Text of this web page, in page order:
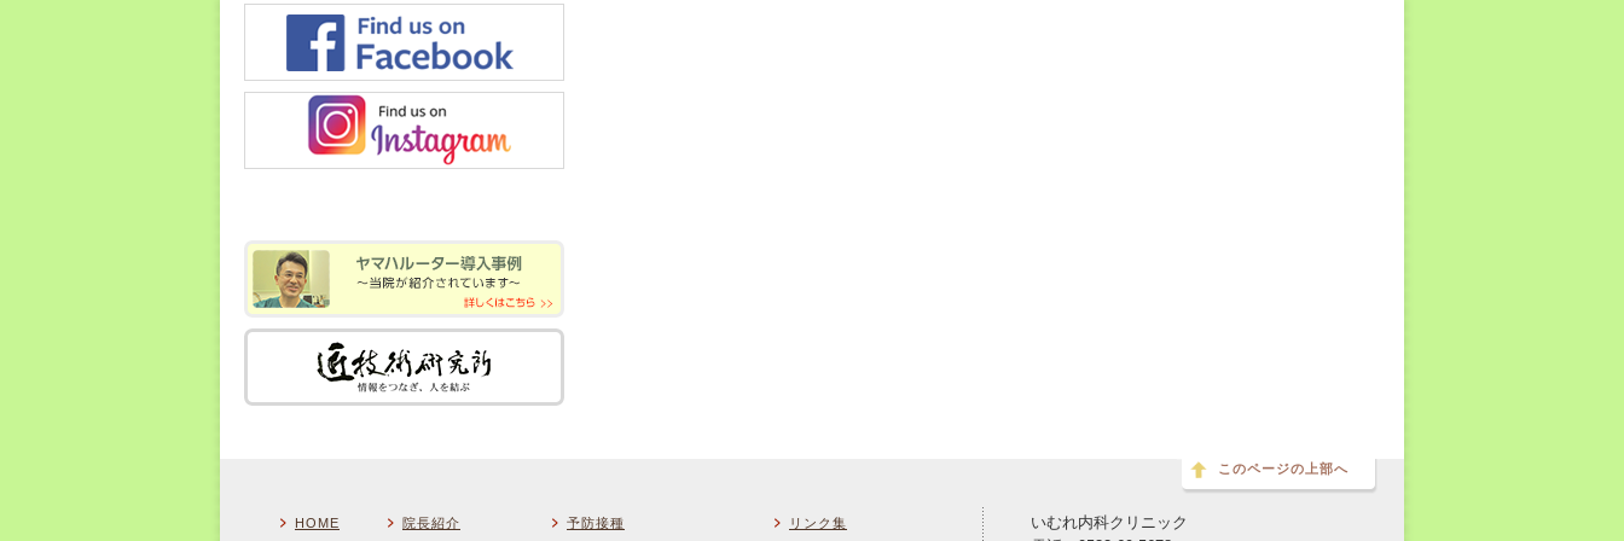
このページの上部へ
HOME 院長紹介 予防接種 リンク集
いむれ内科クリニック